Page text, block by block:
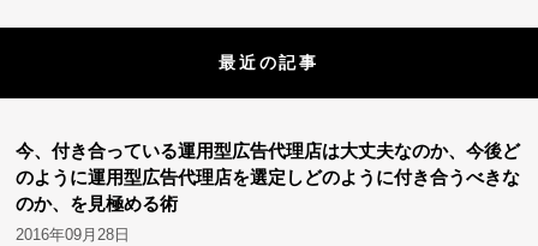
最近の記事
今、付き合っている運用型広告代理店は大丈夫なのか、今後ど
のように運用型広告代理店を選定しどのように付き合うべきな
のか、を見極める術
2016年09月28日